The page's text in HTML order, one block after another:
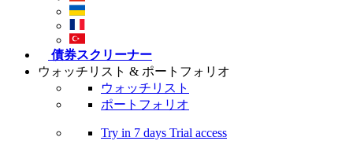
債券スクリーナー
ウォッチリスト & ポートフォリオ
ウォッチリスト
ポートフォリオ
Try in 7 days Trial access